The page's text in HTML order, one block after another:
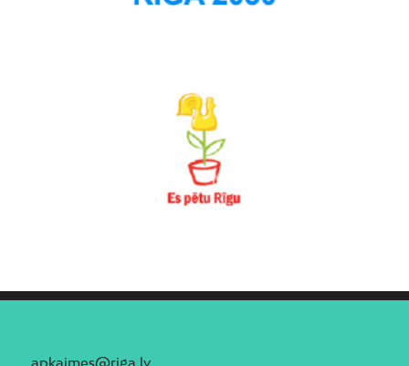
apkaimes@riga.lv